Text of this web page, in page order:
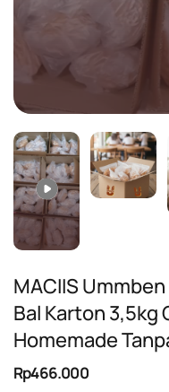
MACIIS
Bal Karton 3,5kg
Homemade
Rp466.000